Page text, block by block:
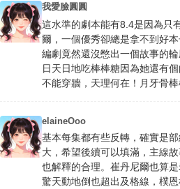
我愛臉圓圓
這水準的劇本能有8.4是因為只
爾，一個優秀卻總是拿不到好
編劇竟然還沒憋出一個故事的
日天日地吃棒棒糖因為她還有
不能穿牆，天理何在！月牙骨棒
elaineOoo
基本每集都有些反轉，確實是
大，希望後續可以填滿，主線
也解釋的合理。崔丹尼爾也算
驚天動地倒也超出及格線，樸